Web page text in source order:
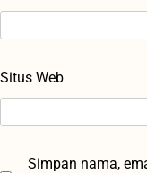
Situs Web
Simpan nama,